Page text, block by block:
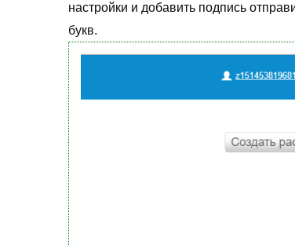
настройки и добавить подпись
букв.